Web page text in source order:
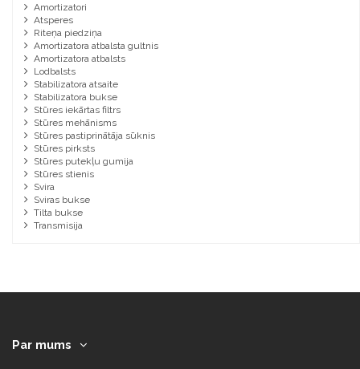
Amortizatori
Atsperes
Riteņa piedziņa
Amortizatora atbalsta gultnis
Amortizatora atbalsts
Lodbalsts
Stabilizatora atsaite
Stabilizatora bukse
Stūres iekārtas filtrs
Stūres mehānisms
Stūres pastiprinātāja sūknis
Stūres pirksts
Stūres putekļu gumija
Stūres stienis
Svira
Sviras bukse
Tilta bukse
Transmisija
Par mums